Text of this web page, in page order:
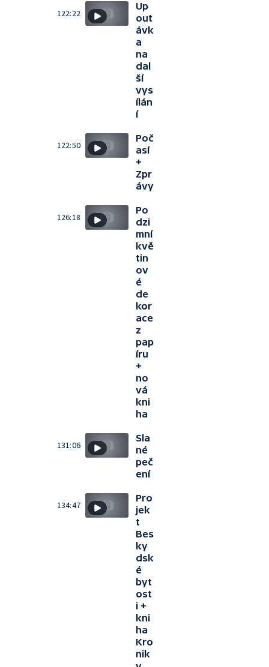
122:22
Up
out
ávk
a
na
dal
ší
vys
ílán
í
122:50
Poč
así
+
Zpr
ávy
126:18
Po
dzi
mní
kvě
tin
ov
é
de
kor
ace
z
pap
íru
+
no
vá
kni
ha
131:06
Sla
né
peč
ení
134:47
Pro
jek
t
Bes
ky
dsk
é
byt
ost
i +
kni
ha
Kro
nik